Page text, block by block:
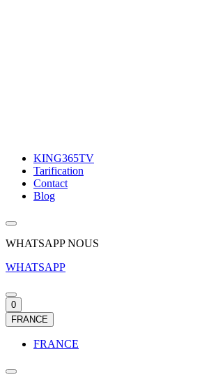
KING365TV
Tarification
Contact
Blog
WHATSAPP NOUS
WHATSAPP
0
FRANCE
FRANCE